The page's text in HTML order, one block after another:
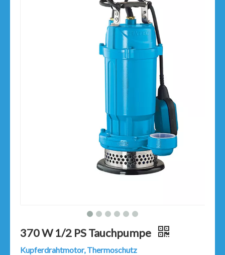
370 W 1/2 PS Tauchpumpe
Kupferdrahtmotor, Thermoschutz